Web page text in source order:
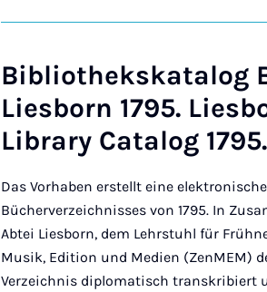
Bibliothekskatalog
Liesborn 1795.
Library Catalog 1795.
Das Vorhaben erstellt eine
Bücherverzeichnisses von 1795. In
Abtei Liesborn, dem Lehrstuhl für
Musik, Edition und Medien (ZenMEM)
Verzeichnis diplomatisch transkribiert